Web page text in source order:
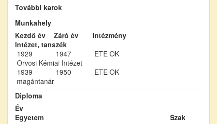
További karok
Munkahely
Kezdő év
Záró év
Intézmény
Intézet, tanszék
1929
1947
ETE OK
Orvosi Kémiai Intézet
1939
1950
ETE OK
magántanár
Diploma
Év
Egyetem
Szak